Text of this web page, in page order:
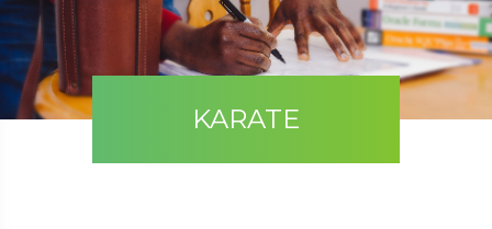
KARATE